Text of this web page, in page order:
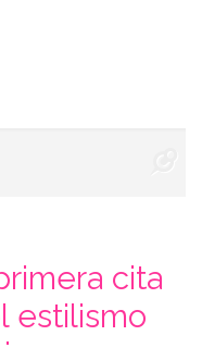
cita
estilismo